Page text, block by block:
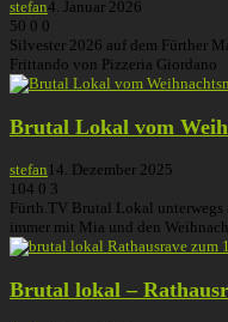
stefan4. Januar 2026
50 0 0
Silvester 2026 auf dem Fürther
Frittando von Pizzeria Giordano
Brutal Lokal vom
stefan 14. Dezember 2025
104 0 3
Fürth.TV Brutal Lokal unterwegs
immer mit Mia und den
Brutal lokal –